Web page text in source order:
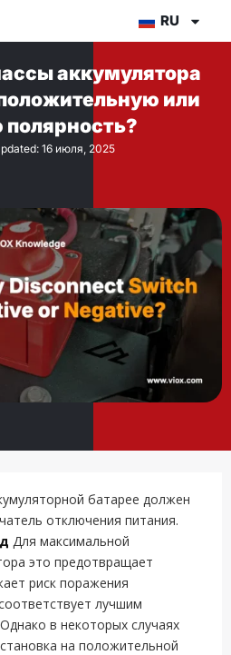
RU
аккумулятора
или
16 июля, 2025
батарее должен
отключения питания.
Для максимальной
это предотвращает
риск поражения
лучшим
в некоторых случаях
на положительной